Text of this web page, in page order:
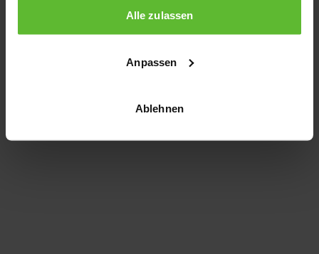
Alle zulassen
Anpassen
Ablehnen